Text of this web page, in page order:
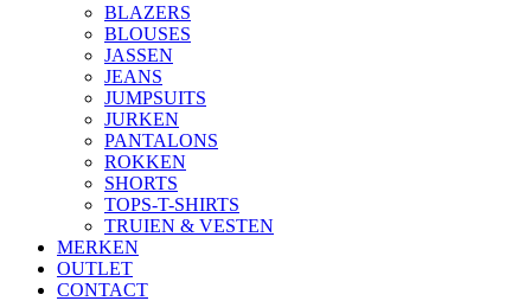
BLAZERS
BLOUSES
JASSEN
JEANS
JUMPSUITS
JURKEN
PANTALONS
ROKKEN
SHORTS
TOPS-T-SHIRTS
TRUIEN & VESTEN
MERKEN
OUTLET
CONTACT